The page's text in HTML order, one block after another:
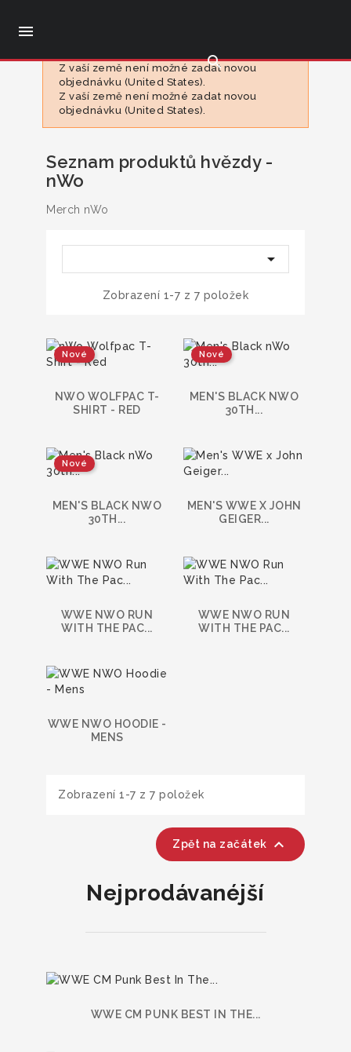

search
Z vaší země není možné zadat novou
objednávku (United States).
Z vaší země není možné zadat novou
objednávku (United States).
Seznam produktů hvězdy -
nWo
Merch nWo

Zobrazení 1-7 z 7 položek
Nové
NWO WOLFPAC T-
SHIRT - RED
Nové
MEN'S BLACK NWO
30TH...
Nové
MEN'S BLACK NWO
30TH...
MEN'S WWE X JOHN
GEIGER...
WWE NWO RUN
WITH THE PAC...
WWE NWO RUN
WITH THE PAC...
WWE NWO HOODIE -
MENS
Zobrazení 1-7 z 7 položek
Zpět na začátek 
Nejprodávanéjší
WWE CM PUNK BEST IN THE...